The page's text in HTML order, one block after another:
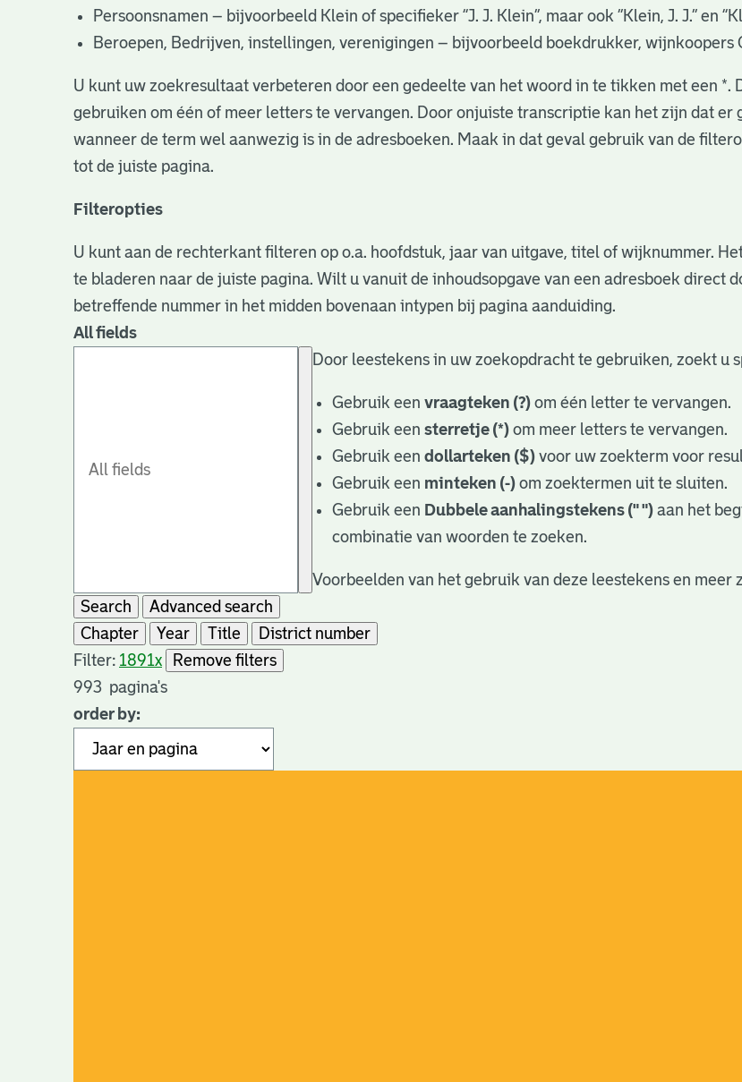
Persoonsnamen – bijvoorbeeld Klein of specifieker “J. J. Klein”, maar ook ”Klein, J. J.” en
Beroepen, Bedrijven, instellingen, verenigingen – bijvoorbeeld boekdrukker, wijnkoopers
U kunt uw zoekresultaat verbeteren door een gedeelte van het woord in te tikken met een *.
gebruiken om één of meer letters te vervangen. Door onjuiste transcriptie kan het zijn dat
wanneer de term wel aanwezig is in de adresboeken. Maak in dat geval gebruik van de
tot de juiste pagina.
Filteropties
U kunt aan de rechterkant filteren op o.a. hoofdstuk, jaar van uitgave, titel of wijknummer.
te bladeren naar de juiste pagina. Wilt u vanuit de inhoudsopgave van een adresboek direct
betreffende nummer in het midden bovenaan intypen bij pagina aanduiding.
All fields
Door leestekens in uw zoekopdracht te gebruiken, zoekt u
Gebruik eenvraagteken (?) om één letter te vervangen.
Gebruik eensterretje (*) om meer letters te vervangen.
Gebruik eendollarteken ($) voor uw zoekterm voor
Gebruik een minteken (-) om zoektermen uit te sluiten.
Gebruik een Dubbele aanhalingstekens (" ") aan het
combinatie van woorden te zoeken.
Voorbeelden van het gebruik van deze leestekens en meer
Search
Advanced search
Chapter
Year Title
District number
Filter: 1891x
Remove filters
993 pagina's
order by: